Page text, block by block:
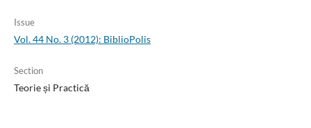
Issue
Vol. 44 No. 3 (2012): BiblioPolis
Section
Teorie și Practică